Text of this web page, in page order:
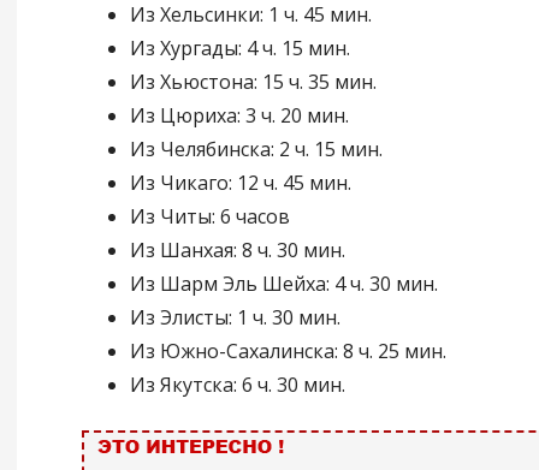
Из Хельсинки: 1 ч. 45 мин.
Из Хургады: 4 ч. 15 мин.
Из Хьюстона: 15 ч. 35 мин.
Из Цюриха: 3 ч. 20 мин.
Из Челябинска: 2 ч. 15 мин.
Из Чикаго: 12 ч. 45 мин.
Из Читы: 6 часов
Из Шанхая: 8 ч. 30 мин.
Из Шарм Эль Шейха: 4 ч. 30 мин.
Из Элисты: 1 ч. 30 мин.
Из Южно-Сахалинска: 8 ч. 25 мин.
Из Якутска: 6 ч. 30 мин.